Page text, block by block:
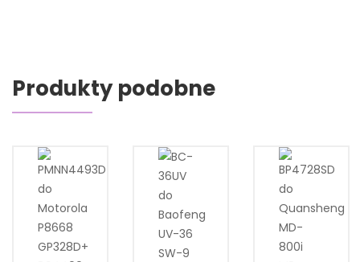
Produkty podobne